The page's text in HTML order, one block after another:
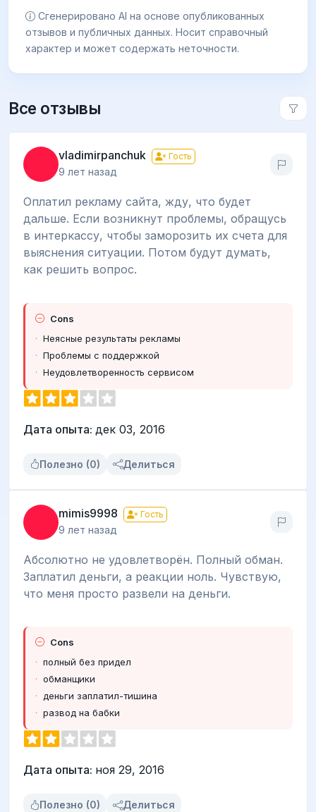
Сгенерировано AI на основе опубликованных
отзывов и публичных данных. Носит справочный
характер и может содержать неточности.
Все отзывы
vladimirpanchuk Гость
9 лет назад
Оплатил рекламу сайта, жду, что будет
дальше. Если возникнут проблемы, обращусь
в интеркассу, чтобы заморозить их счета для
выяснения ситуации. Потом будут думать,
как решить вопрос.
Cons
Неясные результаты рекламы
Проблемы с поддержкой
Неудовлетворенность сервисом
Дата опыта: дек 03, 2016
Полезно (0) Делиться
mimis9998 Гость
9 лет назад
Абсолютно не удовлетворён. Полный обман.
Заплатил деньги, а реакции ноль. Чувствую,
что меня просто развели на деньги.
Cons
полный без придел
обманщики
деньги заплатил-тишина
развод на бабки
Дата опыта: ноя 29, 2016
Полезно (0) Делиться